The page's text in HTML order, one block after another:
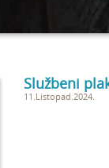
Službeni
11.Listopad.2024.